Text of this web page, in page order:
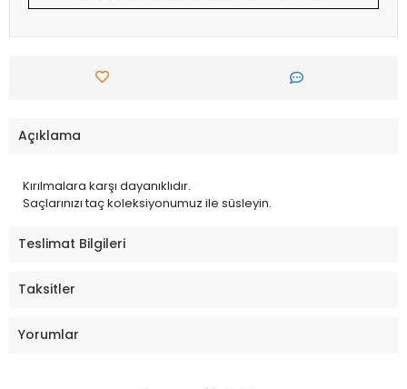
Açıklama
Kırılmalara karşı dayanıklıdır.
Saçlarınızı taç koleksiyonumuz ile süsleyin.
Teslimat Bilgileri
Taksitler
Yorumlar